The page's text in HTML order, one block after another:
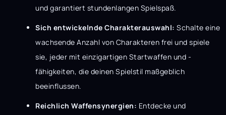
und garantiert stundenlangen Spielspaß.
Sich entwickelnde Charakterauswahl: Schalte eine
wachsende Anzahl von Charakteren frei und spiele
sie, jeder mit einzigartigen Startwaffen und -
fähigkeiten, die deinen Spielstil maßgeblich
beeinflussen.
Reichlich Waffensynergien: Entdecke und